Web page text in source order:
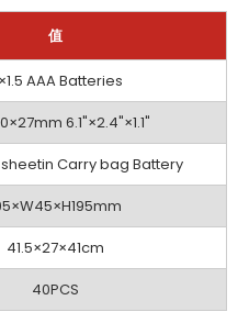
值
AAA Batteries
6.1"×2.4"×1.1"
Carry bag Battery
41.5×27×41cm
40PCS